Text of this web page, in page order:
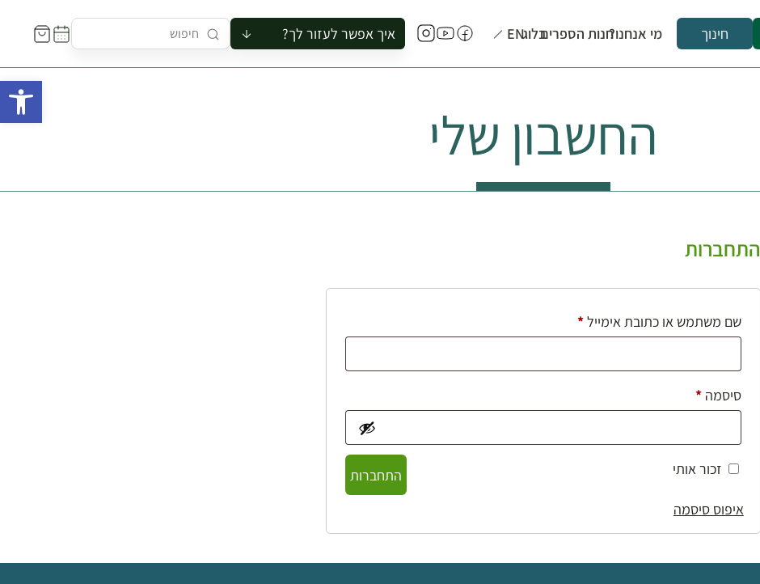
חינוך מי אנחנו?חנות הספריםבלוגEN איך אפשר לעזור לך?
להזמין סיור לקבוצה
לתאם ביקור בצריף
החשבון שלי
התחברות
שם משתמש או כתובת אימייל*חובה
סיסמה*חובה
זכור אותי
התחברות
איפוס סיסמה